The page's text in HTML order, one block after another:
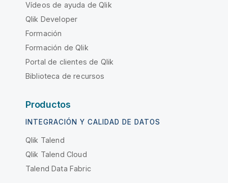
Vídeos de ayuda de Qlik
Qlik Developer
Formación
Formación de Qlik
Portal de clientes de Qlik
Biblioteca de recursos
Productos
INTEGRACIÓN Y CALIDAD DE DATOS
Qlik Talend
Qlik Talend Cloud
Talend Data Fabric